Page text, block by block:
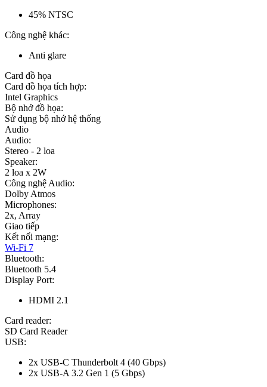
45% NTSC
Công nghệ khác:
Anti glare
Card đồ họa
Card đồ họa tích hợp:
Intel Graphics
Bộ nhớ đồ họa:
Sử dụng bộ nhớ hệ thống
Audio
Audio:
Stereo - 2 loa
Speaker:
2 loa x 2W
Công nghệ Audio:
Dolby Atmos
Microphones:
2x, Array
Giao tiếp
Kết nối mạng:
Wi-Fi 7
Bluetooth:
Bluetooth 5.4
Display Port:
HDMI 2.1
Card reader:
SD Card Reader
USB:
2x USB-C Thunderbolt 4 (40 Gbps)
2x USB-A 3.2 Gen 1 (5 Gbps)